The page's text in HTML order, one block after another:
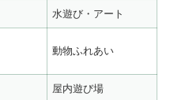
水遊び・アート
動物ふれあい
屋内遊び場